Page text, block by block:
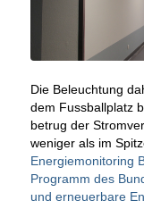
Die Beleuchtung
dem Fussballplatz
betrug der
weniger als im
Energiemonitoring
Programm des
und erneuerbare